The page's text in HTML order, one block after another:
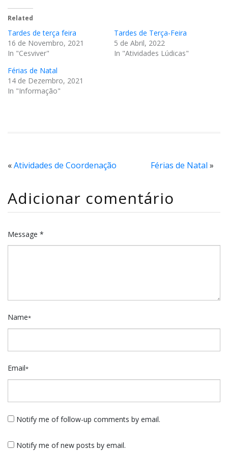
Related
Tardes de terça feira
16 de Novembro, 2021
In "Cesviver"
Tardes de Terça-Feira
5 de Abril, 2022
In "Atividades Lúdicas"
Férias de Natal
14 de Dezembro, 2021
In "Informação"
«Atividades de Coordenação Férias de Natal »
Adicionar comentário
Message *
Name*
Email*
Notify me of follow-up comments by email.
Notify me of new posts by email.